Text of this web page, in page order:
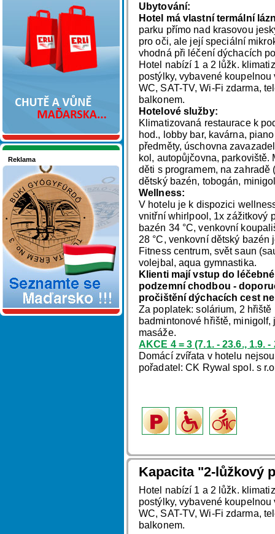
Reklama
Seznamete se - Maďarsko
Ubytování:
Hotel má vlastní termální
parku přímo nad krasovou
pro oči, ale její speciální
vhodná při léčení dýchacích
Hotel nabízí 1 a 2 lůžk.
postýlky, vybavené
WC, SAT-TV, Wi-Fi zdarma,
balkonem.
Hotelové služby:
Klimatizovaná restaurace k
hod., lobby bar, kavárna,
předměty, úschovna
kol, autopůjčovna,
děti s programem, na
dětský bazén, tobogán,
Wellness:
V hotelu je k dispozici
vnitřní whirlpool, 1x zážitkový
bazén 34 °C, venkovní
28 °C, venkovní dětský
Fitness centrum, svět saun
volejbal, aqua gymnastika.
Klienti mají vstup do
podzemní chodbou -
pročištění dýchacích cest
Za poplatek: solárium, 2
badmintonové hřiště,
masáže.
AKCE 4 = 3 (7.1. - 23.6., 1.9.
Domácí zvířata v hotelu
pořadatel: CK Rywal spol. s
Kapacita "2-lůžkový
Hotel nabízí 1 a 2 lůžk.
postýlky, vybavené
WC, SAT-TV, Wi-Fi zdarma,
balkonem.